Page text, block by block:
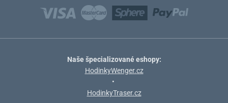
Naše špecializované eshopy:
HodinkyWenger.cz
•
HodinkyTraser.cz